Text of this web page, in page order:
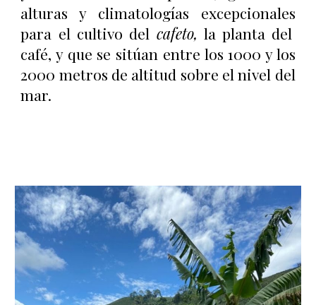
alturas y climatologías excepcionales
para el cultivo del cafeto, la planta del
café, y que se sitúan entre los 1000 y los
2000 metros de altitud sobre el nivel del
mar.